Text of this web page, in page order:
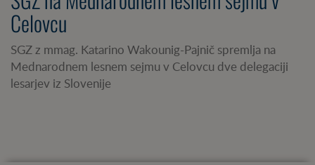
Celovcu
SGZ z mmag. Katarino Wakounig-Pajnič spremlja na
Mednarodnem lesnem sejmu v Celovcu dve delegaciji
lesarjev iz Slovenije